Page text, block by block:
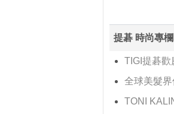
提碁 時尚專欄
TIGI提碁歡
全球美髮
TONI